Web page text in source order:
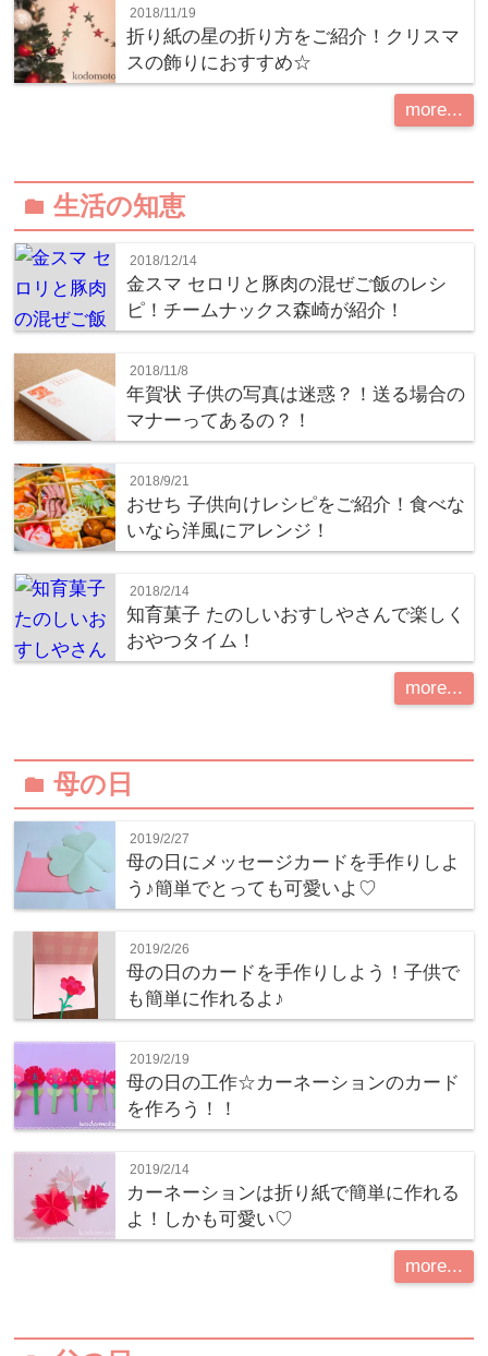
2018/11/19
折り紙の星の折り方をご紹介！クリスマ
スの飾りにおすすめ☆
more...
folder生活の知恵
2018/12/14
金スマ セロリと豚肉の混ぜご飯のレシ
ピ！チームナックス森崎が紹介！
2018/11/8
年賀状 子供の写真は迷惑？！送る場合の
マナーってあるの？！
2018/9/21
おせち 子供向けレシピをご紹介！食べな
いなら洋風にアレンジ！
2018/2/14
知育菓子 たのしいおすしやさんで楽しく
おやつタイム！
more...
folder母の日
2019/2/27
母の日にメッセージカードを手作りしよ
う♪簡単でとっても可愛いよ♡
2019/2/26
母の日のカードを手作りしよう！子供で
も簡単に作れるよ♪
2019/2/19
母の日の工作☆カーネーションのカード
を作ろう！！
2019/2/14
カーネーションは折り紙で簡単に作れる
よ！しかも可愛い♡
more...